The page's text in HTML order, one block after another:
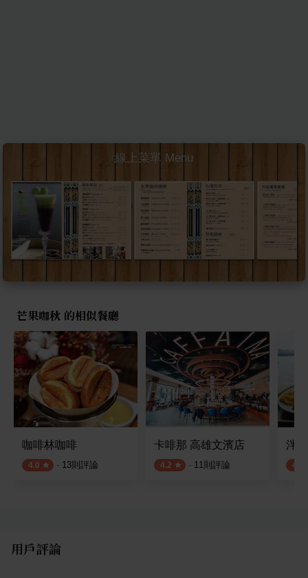
線上菜單 Menu
芒果咖秋 的相似餐廳
咖啡林咖啡
4.0 · 13則評論
卡啡那 高雄文濱店
4.2 · 11則評論
泮
4.3
用戶評論